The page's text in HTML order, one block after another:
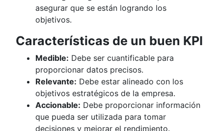
asegurar que se están logrando los
objetivos.
Características de un buen KPI
Medible: Debe ser cuantificable para
proporcionar datos precisos.
Relevante: Debe estar alineado con los
objetivos estratégicos de la empresa.
Accionable: Debe proporcionar información
que pueda ser utilizada para tomar
decisiones y mejorar el rendimiento.